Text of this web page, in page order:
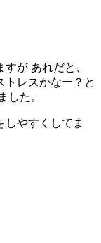
が あれだと、
トレスかなー？と
した。
しやすくしてま